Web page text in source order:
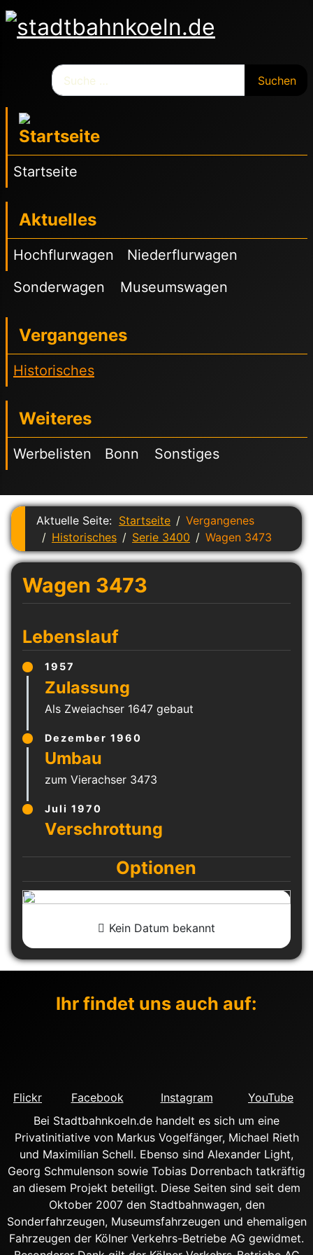
Suchen
Startseite
Aktuelles
Hochflurwagen
Niederflurwagen
Sonderwagen
Museumswagen
Vergangenes
Historisches
Weiteres
Werbelisten Bonn Sonstiges
Aktuelle Seite: Startseite
Vergangenes
Historisches
Serie 3400 Wagen 3473
Wagen 3473
Lebenslauf
1957
Als Zweiachser 1647 gebaut
Dezember 1960
zum Vierachser 3473
Juli 1970
Optionen
Kein Datum bekannt
Ihr findet uns auch auf:
Flickr Facebook Instagram
YouTube
Bei Stadtbahnkoeln.de handelt es sich um eine
Privatinitiative von Markus Vogelfänger, Michael Rieth
und Maximilian Schell. Ebenso sind Alexander Light,
Georg Schmulenson sowie Tobias Dorrenbach tatkräftig
an diesem Projekt beteiligt. Diese Seiten sind seit dem
Oktober 2007 den Stadtbahnwagen, den
Sonderfahrzeugen, Museumsfahrzeugen und ehemaligen
Fahrzeugen der Kölner Verkehrs-Betriebe AG gewidmet.